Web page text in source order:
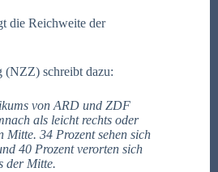
die Reichweite der
(NZZ) schreibt dazu:
von ARD und ZDF
als leicht rechts oder
Mitte. 34 Prozent sehen sich
40 Prozent verorten sich
der Mitte.